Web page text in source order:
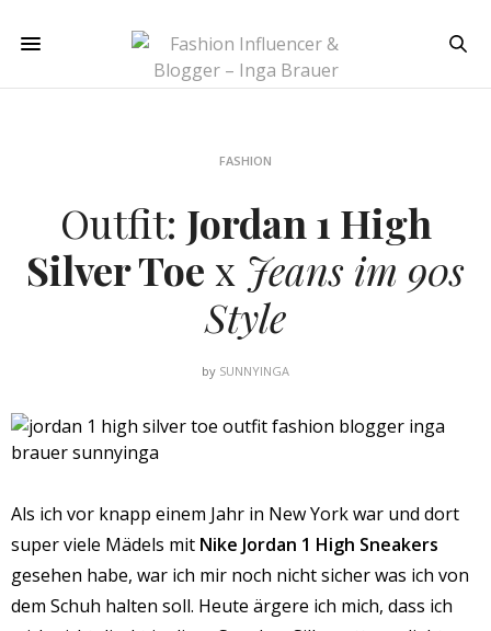
FASHION
Outfit: Jordan 1 High
Silver Toe x Jeans im 90s
Style
by SUNNYINGA
Als ich vor knapp einem Jahr in New York war und dort
super viele Mädels mit Nike Jordan 1 High Sneakers
gesehen habe, war ich mir noch nicht sicher was ich von
dem Schuh halten soll. Heute ärgere ich mich, dass ich